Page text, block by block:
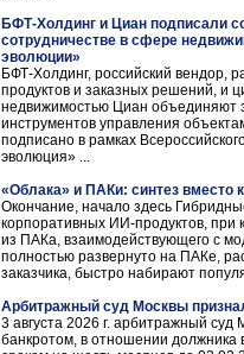
БФТ-Холдинг и Циан подписали
сотрудничестве в сфере
эволюции»
БФТ-Холдинг, российский вендор,
продуктов и заказных решений, и
недвижимостью Циан объединяют
инструментов управления
подписано в рамках
эволюция» ...
«Облака» и ПАКи: синтез вместо
Окончание, начало здесь
корпоративных ИИ-продуктов,
из ПАКа, взаимодействующего с
полностью развернуто на ПАКе,
заказчика, быстро набирают
Арбитражный суд Москвы
3 августа 2026 г. арбитражный
банкротом, в отношении должника